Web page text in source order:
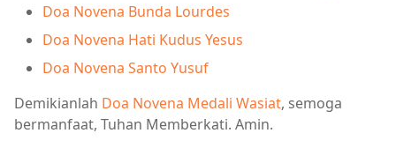
Doa Novena Bunda Lourdes
Doa Novena Hati Kudus Yesus
Doa Novena Santo Yusuf
Demikianlah Doa Novena Medali Wasiat, semoga
bermanfaat, Tuhan Memberkati. Amin.